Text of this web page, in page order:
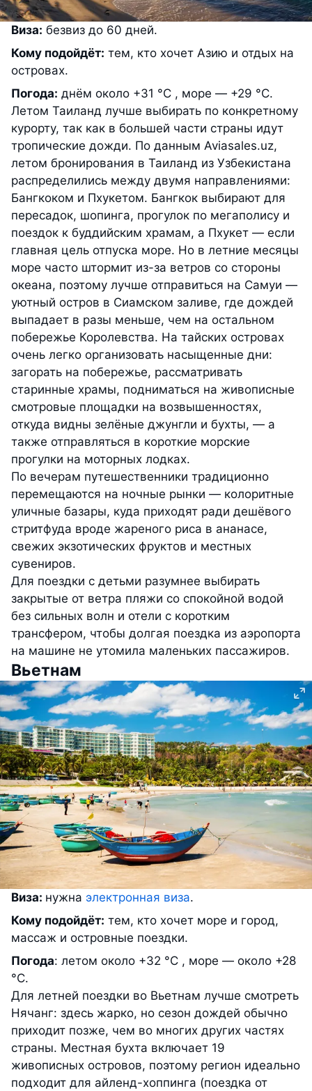
Виза: безвиз до 60 дней.
Кому подойдёт: тем, кто хочет Азию и отдых на
островах.
Погода: днём около +31 °С , море — +29 °С.
Летом Таиланд лучше выбирать по конкретному
курорту, так как в большей части страны идут
тропические дожди. По данным Aviasales.uz,
летом бронирования в Таиланд из Узбекистана
распределились между двумя направлениями:
Бангкоком и Пхукетом. Бангкок выбирают для
пересадок, шопинга, прогулок по мегаполису и
поездок к буддийским храмам, а Пхукет — если
главная цель отпуска море. Но в летние месяцы
море часто штормит из-за ветров со стороны
океана, поэтому лучше отправиться на Самуи —
уютный остров в Сиамском заливе, где дождей
выпадает в разы меньше, чем на остальном
побережье Королевства. На тайских островах
очень легко организовать насыщенные дни:
загорать на побережье, рассматривать
старинные храмы, подниматься на живописные
смотровые площадки на возвышенностях,
откуда видны зелёные джунгли и бухты, — а
также отправляться в короткие морские
прогулки на моторных лодках.
По вечерам путешественники традиционно
перемещаются на ночные рынки — колоритные
уличные базары, куда приходят ради дешёвого
стритфуда вроде жареного риса в ананасе,
свежих экзотических фруктов и местных
сувениров.
Для поездки с детьми разумнее выбирать
закрытые от ветра пляжи со спокойной водой
без сильных волн и отели с коротким
трансфером, чтобы долгая поездка из аэропорта
на машине не утомила маленьких пассажиров.
Вьетнам
Виза: нужна электронная виза.
Кому подойдёт: тем, кто хочет море и город,
массаж и островные поездки.
Погода: летом около +32 °С , море — около +28
°С.
Для летней поездки во Вьетнам лучше смотреть
Нячанг: здесь жарко, но сезон дождей обычно
приходит позже, чем во многих других частях
страны. Местная бухта включает 19
живописных островов, поэтому регион идеально
подходит для айленд-хоппинга (поездка от